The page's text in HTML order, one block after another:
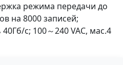
режима передачи до
на 8000 записей;
с; 100～240 VAC, мас.4